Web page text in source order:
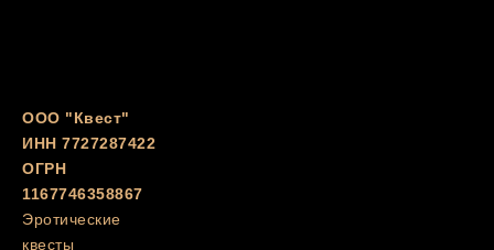
ООО "Квест"
ИНН 7727287422
ОГРН
1167746358867
Эротические
квесты